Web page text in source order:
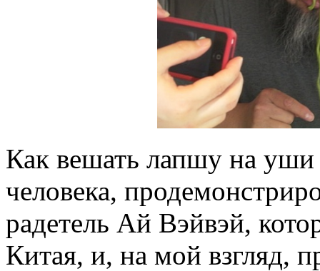
Как вешать лапшу на уши
человека,
радетель Ай Вэйвэй,
Китая, и, на мой взгляд,